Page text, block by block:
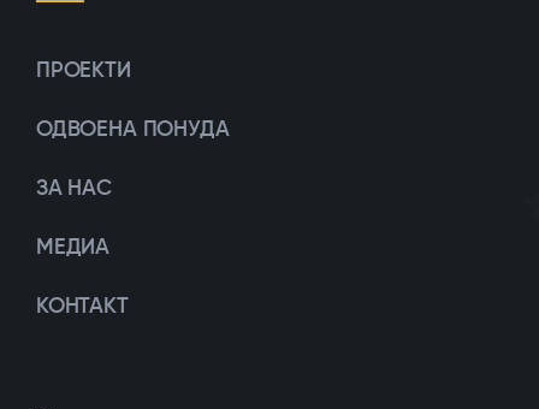
ПРОЕКТИ
ОДВОЕНА ПОНУДА
ЗА НАС
МЕДИА
КОНТАКТ